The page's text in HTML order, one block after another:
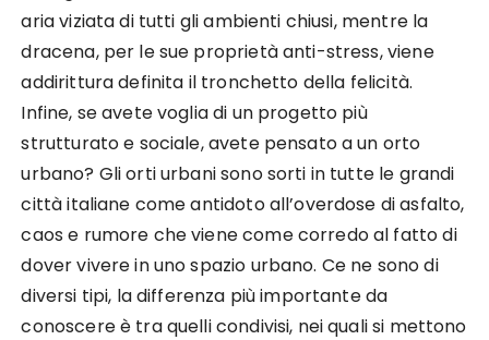
aria viziata di tutti gli ambienti chiusi, mentre la
dracena, per le sue proprietà anti-stress, viene
addirittura definita il tronchetto della felicità.
Infine, se avete voglia di un progetto più
strutturato e sociale, avete pensato a un orto
urbano? Gli orti urbani sono sorti in tutte le grandi
città italiane come antidoto all’overdose di asfalto,
caos e rumore che viene come corredo al fatto di
dover vivere in uno spazio urbano. Ce ne sono di
diversi tipi, la differenza più importante da
conoscere è tra quelli condivisi, nei quali si mettono